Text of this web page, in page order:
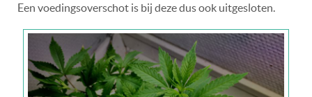
Een voedingsoverschot is bij deze dus ook uitgesloten.